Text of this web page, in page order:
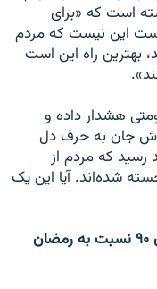
است که «برای
این نیست که مردم
بهترین راه این است
هشدار داده و
جان به حرف دل
که مردم از
شده‌اند. آیا این یک
«رشد تا ۱۳۸ درصدی قیمت‌ها در رمضان ۹۰ نسبت به رمضان